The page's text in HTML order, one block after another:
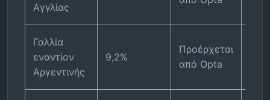
Αγγλίας
Γαλλία
εναντίον
Αργεντινής
9,2%
Προέρχεται
από Opta